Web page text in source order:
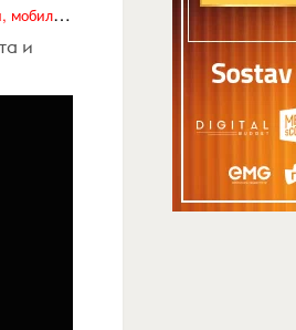
Digital (web-дизайн, интернет-реклама и продвижение, интернет-сообщества и блоги, интернет-коммуникации, мобильный маркетинг, реклама на цифровых экранах)
и